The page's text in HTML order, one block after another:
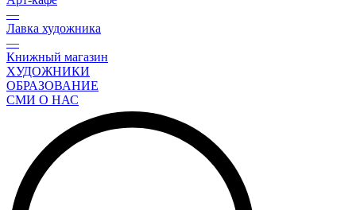
—
Лавка художника
—
Книжный магазин
ХУДОЖНИКИ
ОБРАЗОВАНИЕ
СМИ О НАС